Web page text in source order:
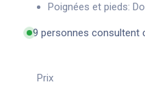
Poignées et pieds:
9 personnes consultent
Prix